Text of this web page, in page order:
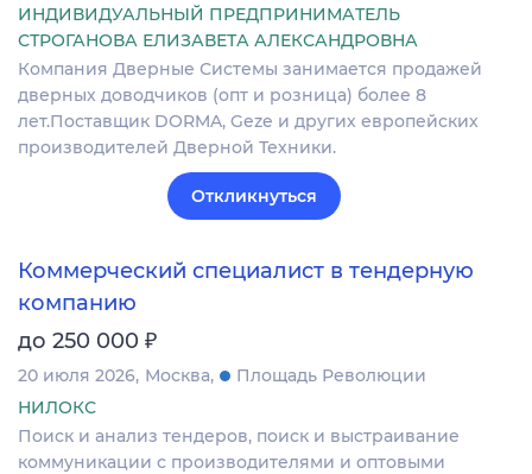
ИНДИВИДУАЛЬНЫЙ ПРЕДПРИНИМАТЕЛЬ
СТРОГАНОВА ЕЛИЗАВЕТА АЛЕКСАНДРОВНА
Компания Дверные Системы занимается продажей
дверных доводчиков (опт и розница) более 8
лет.Поставщик DORMA, Geze и других европейских
производителей Дверной Техники.
Откликнуться
Коммерческий специалист в тендерную
компанию
до 250 000 ₽
20 июля 2026 Москва
Площадь Революции
НИЛОКС
Поиск и анализ тендеров, поиск и выстраивание
коммуникации с производителями и оптовыми